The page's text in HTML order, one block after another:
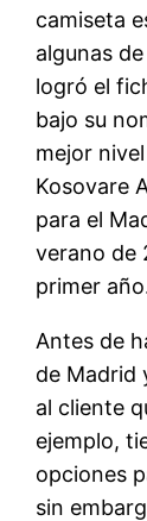
camiseta
algunas
logró el
bajo su
mejor
Kosovare
para el
verano de
primer
Antes de
de Madrid
al cliente
ejemplo,
opciones
sin